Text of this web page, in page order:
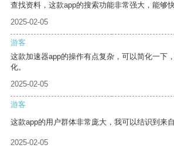
查找资料，这款app的搜索功能非常强大，能够
2025-02-05
游客
这款加速器app的操作有点复杂，可以简化一下
化。
2025-02-05
游客
这款app的用户群体非常庞大，我可以结识到来
2025-02-05